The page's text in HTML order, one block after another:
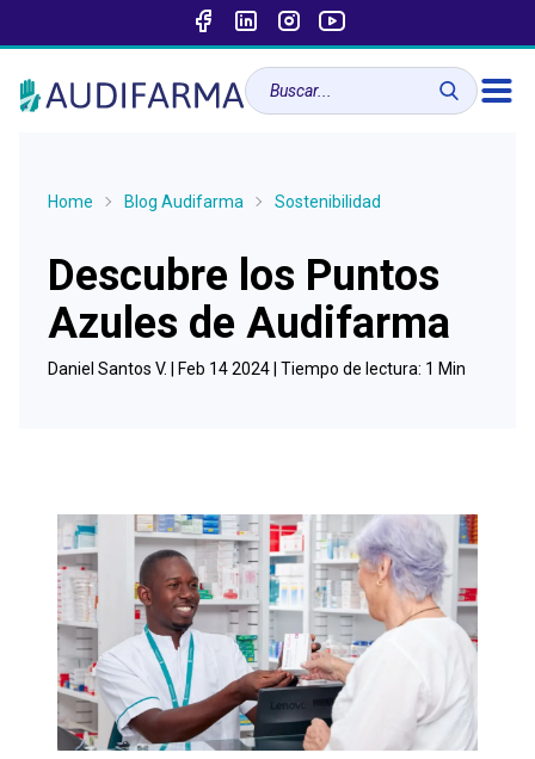
Home Blog Audifarma Sostenibilidad
Descubre los Puntos
Azules de Audifarma
Daniel Santos V. | Feb 14 2024 | Tiempo de lectura: 1 Min